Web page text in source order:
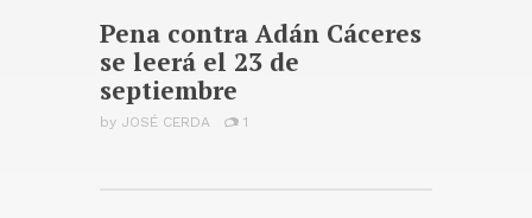
duración
Publicado hace 5 días
Pena contra Adán Cáceres
se leerá el 23 de
septiembre
by JOSÉ CERDA 1